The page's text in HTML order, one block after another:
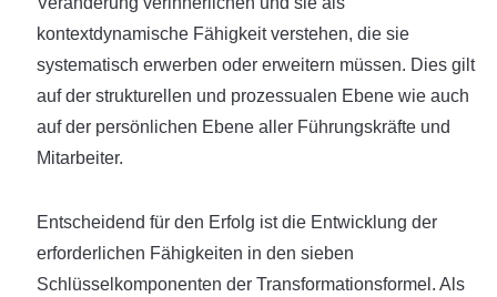
kontextdynamische Fähigkeit verstehen, die sie
systematisch erwerben oder erweitern müssen. Dies gilt
auf der strukturellen und prozessualen Ebene wie auch
auf der persönlichen Ebene aller Führungskräfte und
Mitarbeiter.
Entscheidend für den Erfolg ist die Entwicklung der
erforderlichen Fähigkeiten in den sieben
Schlüsselkomponenten der Transformationsformel. Als